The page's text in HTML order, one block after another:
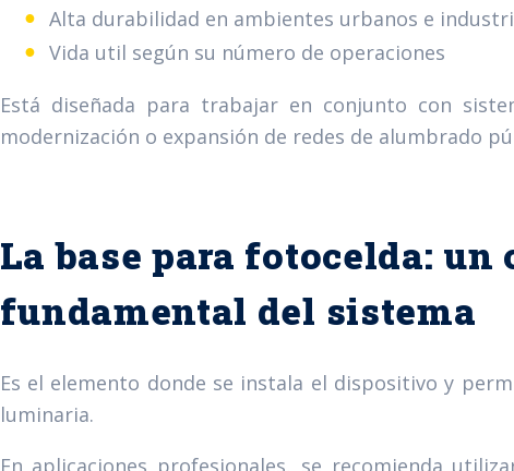
Alta durabilidad en ambientes urbanos e
Vida util según su número de operaciones
Está diseñada para trabajar en conjunto con
modernización o expansión de redes de alumbrado
La base para fotocelda: un
fundamental del sistema
Es el elemento donde se instala el dispositivo y
luminaria.
En aplicaciones profesionales, se recomienda